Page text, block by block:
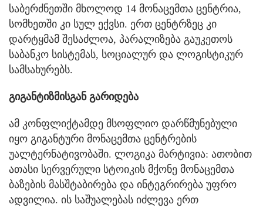
საბერძნეთში მხოლოდ 14 მონაცემთა ცენტრია,
სომხეთში კი სულ ექვსი. ერთ ცენტრზეც კი
დარტყმამ შესაძლოა, პარალიზება გაუკეთოს
საბანკო სისტემას, სოციალურ და ლოგისტიკურ
სამსახურებს.
გიგანტიზმისგან გარიდება
ამ კონფლიქტამდე მსოფლიო დარწმუნებული
იყო გიგანტური მონაცემთა ცენტრების
უალტერნატივობაში. ლოგიკა მარტივია: ათობით
ათასი სერვერული სტოიკის მქონე მონაცემთა
ბაზების მასშტაბირება და ინტეგრირება უფრო
ადვილია. ის საშუალებას იძლევა ერთ